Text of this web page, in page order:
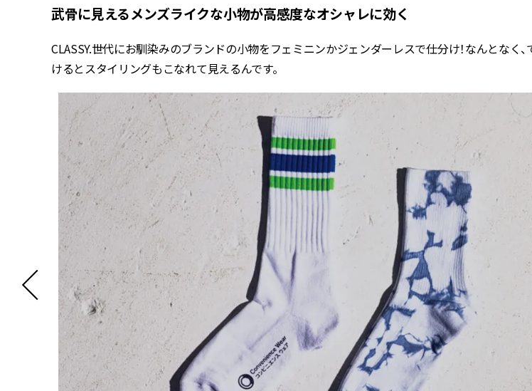
武骨に見えるメンズライクな小物が高感度なオシャレに効く
CLASSY.世代にお馴染みのブランドの小物をフェミニンかジェンダーレスで仕分け！なんとなく
けるとスタイリングもこなれて見えるんです。
BEAUTY
も！注目度急上昇の『フレグラ
Aug, 8, 2026
【シャネル】「ココ マドモアゼ
ル クラッシュ アプソリュ」の限
定カフェが登場！世界観に没入
できる体験型イベントが開催 |
CLASSY.[クラッシィ]
BEAUTY Aug, 5, 2026
忙しい毎日に「うるおいター
ボ」を。新【SOFINA BASIC＋】
のお手入れでうるおってなめら
かな肌を目指す | CLASSY.[クラッ
BEAUTY Aug, 7, 2026
冷房・紫外線etc...「夏の隠れ乾
燥」を防ぐ【ベタつかない名品
クリーム】3選＜30代のベストコ
スメ＞ | CLASSY.[クラッシィ]